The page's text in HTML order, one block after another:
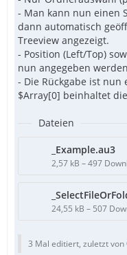
- Man kann nun einen
dann automatisch
Treeview angezeigt.
- Position (Left/Top)
nun angegeben
- Die Rückgabe ist nun
$Array[0] beinhaltet
Dateien
_Example.au3
2,57 kB – 497
24,55 kB – 507
3 Mal editiert, zuletzt von